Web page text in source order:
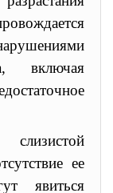
включая
слизистой
ее
явиться